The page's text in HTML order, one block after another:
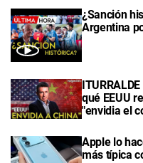
¿Sanción
Argentina
qué EEUU
"envidia el
Apple lo
más típica